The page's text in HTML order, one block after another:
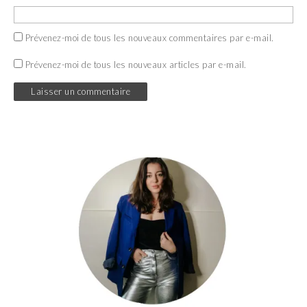
Prévenez-moi de tous les nouveaux commentaires par e-mail.
Prévenez-moi de tous les nouveaux articles par e-mail.